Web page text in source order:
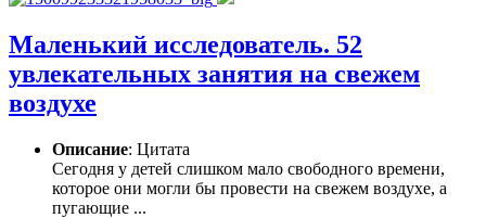
Маленький исследователь. 52
увлекательных занятия на свежем
воздухе
Описание: Цитата
Сегодня у детей слишком мало свободного времени,
которое они могли бы провести на свежем воздухе, а
пугающие ...